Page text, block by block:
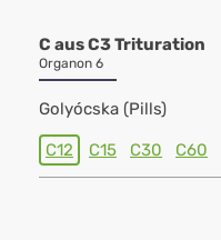
C aus C3 Trituration
Organon 6
Golyócska (Pills)
C12 C15 C30 C60